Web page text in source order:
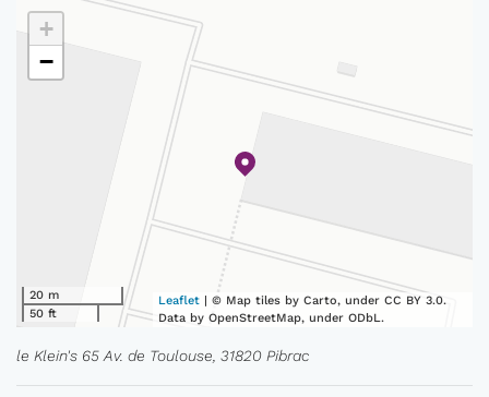
+
−
20 m
50 ft
Leaflet | © Map tiles by Carto, under CC BY 3.0.
Data by OpenStreetMap, under ODbL.
le Klein's 65 Av. de Toulouse, 31820 Pibrac